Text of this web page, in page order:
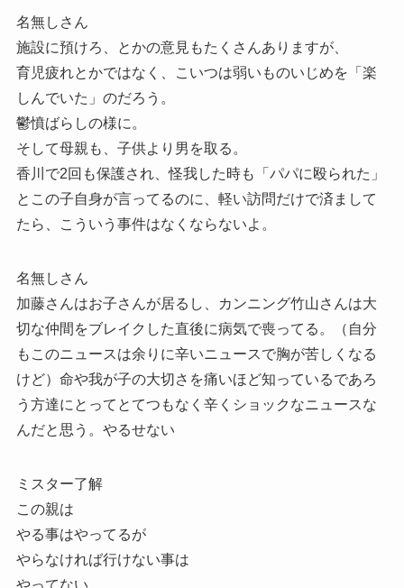
名無しさん
施設に預けろ、とかの意見もたくさんありますが、
育児疲れとかではなく、こいつは弱いものいじめを「楽
しんでいた」のだろう。
鬱憤ばらしの様に。
そして母親も、子供より男を取る。
香川で2回も保護され、怪我した時も「パパに殴られた」
とこの子自身が言ってるのに、軽い訪問だけで済まして
たら、こういう事件はなくならないよ。
名無しさん
加藤さんはお子さんが居るし、カンニング竹山さんは大
切な仲間をブレイクした直後に病気で喪ってる。（自分
もこのニュースは余りに辛いニュースで胸が苦しくなる
けど）命や我が子の大切さを痛いほど知っているであろ
う方達にとってとてつもなく辛くショックなニュースな
んだと思う。やるせない
ミスター了解
この親は
やる事はやってるが
やらなければ行けない事は
やってない。